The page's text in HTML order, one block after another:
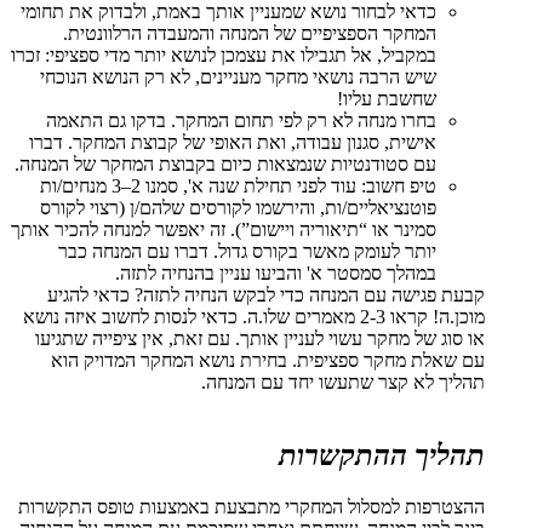
כדאי לבחור נושא שמעניין אותך באמת, ולבדוק את תחומי
המחקר הספציפיים של המנחה והמעבדה הרלוונטית.
במקביל, אל תגבילו את עצמכן לנושא יותר מדי ספציפי: זכרו
שיש הרבה נושאי מחקר מעניינים, לא רק הנושא הנוכחי
שחשבת עליו!
בחרו מנחה לא רק לפי תחום המחקר. בדקו גם התאמה
אישית, סגנון עבודה, ואת האופי של קבוצת המחקר. דברו
עם סטודנטיות שנמצאות כיום בקבוצת המחקר של המנחה.
טיפ חשוב: עוד לפני תחילת שנה א', סמנו 2–3 מנחים/ות
פוטנציאליים/ות, והירשמו לקורסים שלהם/ן (רצוי לקורס
סמינר או “תיאוריה ויישום”). זה יאפשר למנחה להכיר אותך
יותר לעומק מאשר בקורס גדול. דברו עם המנחה כבר
במהלך סמסטר א' והביעו עניין בהנחיה לתזה.
קבעת פגישה עם המנחה כדי לבקש הנחיה לתזה? כדאי להגיע
מוכן.ה! קראו 2-3 מאמרים שלו.ה. כדאי לנסות לחשוב איזה נושא
או סוג של מחקר עשוי לעניין אותך. עם זאת, אין ציפייה שתגיעו
עם שאלת מחקר ספציפית. בחירת נושא המחקר המדויק הוא
תהליך לא קצר שתעשו יחד עם המנחה.
תהליך ההתקשרות
ההצטרפות למסלול המחקרי מתבצעת באמצעות טופס התקשרות